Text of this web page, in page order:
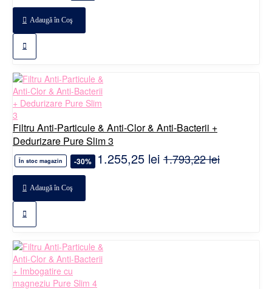
Adaugă în Coş
Filtru Anti-Particule & Anti-Clor & Anti-Bacterii +
Dedurizare Pure Slim 3
În stoc magazin -30% 1.255,25 lei 1.793,22 lei
Adaugă în Coş